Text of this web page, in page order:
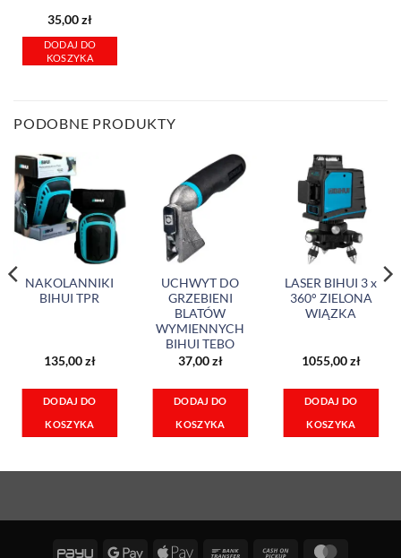
35,00zł
DODAJ DO
KOSZYKA
PODOBNE PRODUKTY
NAKOLANNIKI
BIHUI TPR
135,00zł
DODAJ DO
KOSZYKA
UCHWYT DO
GRZEBIENI
BLATÓW
WYMIENNYCH
BIHUI TEBO
37,00zł
DODAJ DO
KOSZYKA
LASER BIHUI 3 x
360° ZIELONA
WIĄZKA
1055,00zł
DODAJ DO
KOSZYKA
PayU Google Apple Bank Cash